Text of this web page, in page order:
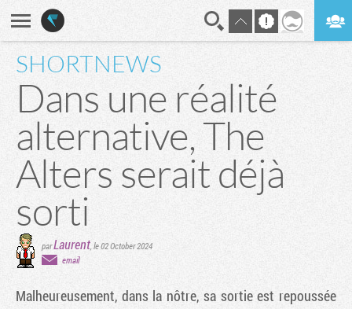
SHORTNEWS
Dans une réalité
alternative, The
Alters serait déjà
sorti
parLaurent,le 02 October 2024
email
Malheureusement, dans la nôtre, sa sortie est repoussée